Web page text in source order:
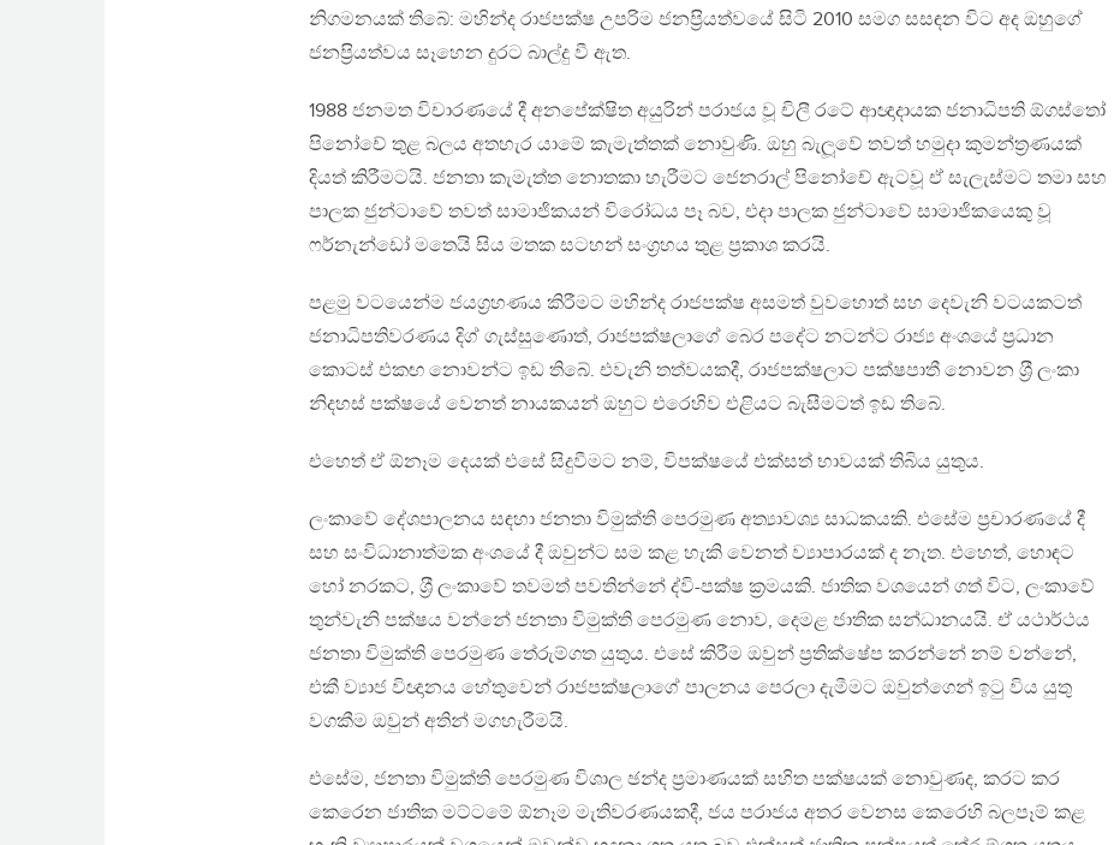
නිගමනයක් තිබේ: මහින්ද රාජපක්ෂ උපරිම ජනප‍්‍රියත්වයේ සිටි 2010 සමග සසඳන විට අද ඔහුගේ
ජනප‍්‍රියත්වය සෑහෙන දුරට බාල්දු වී ඇත.
1988 ජනමත විචාරණයේ දී අනපේක්ෂිත අයුරින් පරාජය වූ චිලී රටේ ආඥාදායක ජනාධිපති ඕගස්තෝ
පිනෝචේ තුළ බලය අතහැර යාමේ කැමැත්තක් නොවුණි. ඔහු බැලූවේ තවත් හමුදා කුමන්ත‍්‍රණයක්
දියත් කිරීමටයි. ජනතා කැමැත්ත නොතකා හැරීමට ජෙනරාල් පිනෝචේ ඇටවූ ඒ සැලැස්මට තමා සහ
පාලක ජුන්ටාවේ තවත් සාමාජිකයන් විරෝධය පෑ බව, එදා පාලක ජුන්ටාවේ සාමාජිකයෙකු වූ
ෆර්නැන්ඩෝ මතෙයි සිය මතක සටහන් සංග‍්‍රහය තුළ ප‍්‍රකාශ කරයි.
පළමු වටයෙන්ම ජයග‍්‍රහණය කිරීමට මහින්ද රාජපක්ෂ අසමත් වුවහොත් සහ දෙවැනි වටයකටත්
ජනාධිපතිවරණය දිග් ගැස්සුණොත්, රාජපක්ෂලාගේ බෙර පදේට නටන්ට රාජ්‍ය අංශයේ ප‍්‍රධාන
කොටස් එකඟ නොවන්ට ඉඩ තිබේ. එවැනි තත්වයකදී, රාජපක්ෂලාට පක්ෂපාතී නොවන ශ‍්‍රී ලංකා
නිදහස් පක්ෂයේ වෙනත් නායකයන් ඔහුට එරෙහිව එළියට බැසීමටත් ඉඩ තිබේ.
එහෙත් ඒ ඕනෑම දෙයක් එසේ සිදුවීමට නම්, විපක්ෂයේ එක්සත් භාවයක් තිබිය යුතුය.
ලංකාවේ දේශපාලනය සඳහා ජනතා විමුක්ති පෙරමුණ අත්‍යාවශ්‍ය සාධකයකි. එසේම ප‍්‍රචාරණයේ දී
සහ සංවිධානාත්මක අංශයේ දී ඔවුන්ට සම කළ හැකි වෙනත් ව්‍යාපාරයක් ද නැත. එහෙත්, හොඳට
හෝ නරකට, ශ‍්‍රී ලංකාවේ තවමත් පවතින්නේ ද්වි-පක්ෂ ක‍්‍රමයකි. ජාතික වශයෙන් ගත් විට, ලංකාවේ
තුන්වැනි පක්ෂය වන්නේ ජනතා විමුක්ති පෙරමුණ නොව, දෙමළ ජාතික සන්ධානයයි. ඒ යථාර්ථය
ජනතා විමුක්ති පෙරමුණ තේරුම්ගත යුතුය. එසේ කිරීම ඔවුන් ප‍්‍රතික්ෂේප කරන්නේ නම් වන්නේ,
එකී ව්‍යාජ විඥානය හේතුවෙන් රාජපක්ෂලාගේ පාලනය පෙරලා දැමීමට ඔවුන්ගෙන් ඉටු විය යුතු
වගකීම ඔවුන් අතින් මගහැරීමයි.
එසේම, ජනතා විමුක්ති පෙරමුණ විශාල ඡන්ද ප‍්‍රමාණයක් සහිත පක්ෂයක් නොවුණද, කරට කර
කෙරෙන ජාතික මට්ටමේ ඕනෑම මැතිවරණයකදී, ජය පරාජය අතර වෙනස කෙරෙහි බලපෑම් කළ